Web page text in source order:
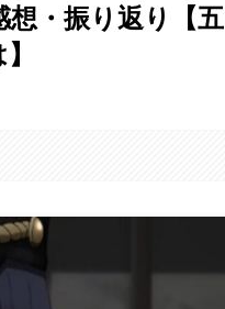
想・振り返り【五